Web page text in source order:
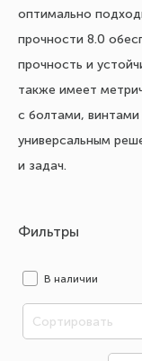
оптимально
прочности 8.0
прочность и
также имеет
с болтами,
универсальным
и задач.
Фильтры
В наличии
Сортировать